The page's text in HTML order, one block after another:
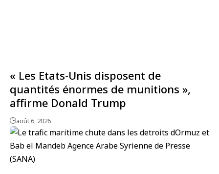
« Les Etats-Unis disposent de
quantités énormes de munitions »,
affirme Donald Trump
août 6, 2026